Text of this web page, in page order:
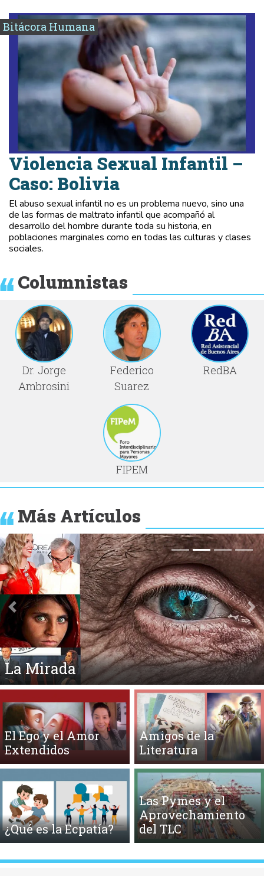
Bitácora Humana
Violencia Sexual Infantil –
Caso: Bolivia
El abuso sexual infantil no es un problema nuevo, sino una
de las formas de maltrato infantil que acompañó al
desarrollo del hombre durante toda su historia, en
poblaciones marginales como en todas las culturas y clases
sociales.
Columnistas
Dr. Jorge
Ambrosini
Federico
Suarez
RedBA
FIPEM
Más Artículos
La Mirada
Anterior
El Ego y el Amor
Extendidos
Amigos de la
Literatura
¿Qué es la Ecpatía?
Las Pymes y el
Aprovechamiento
del TLC